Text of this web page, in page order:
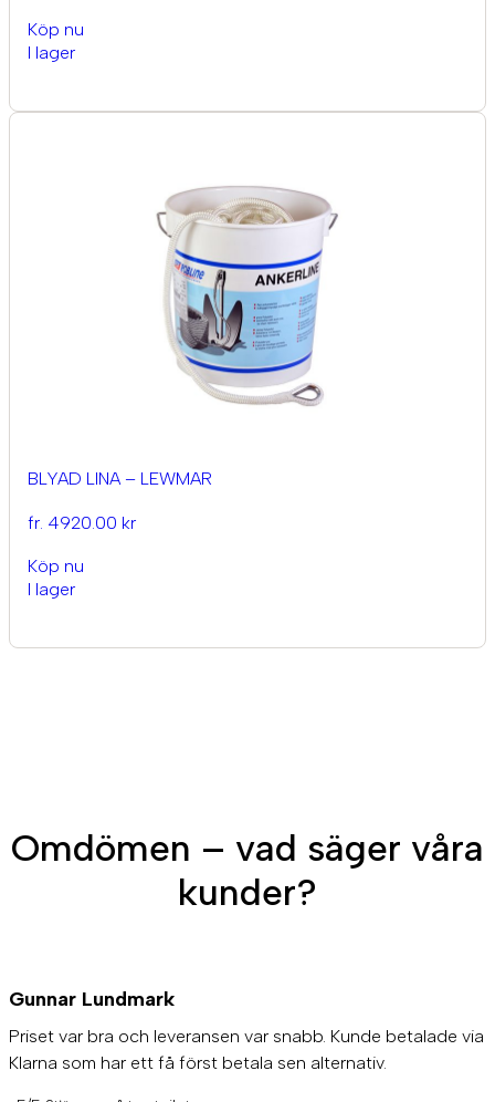
Köp nu
I lager
BLYAD LINA – LEWMAR
fr. 4920.00 kr
Köp nu
I lager
Omdömen – vad säger våra
kunder?
Gunnar Lundmark
Priset var bra och leveransen var snabb. Kunde betalade via
Klarna som har ett få först betala sen alternativ.